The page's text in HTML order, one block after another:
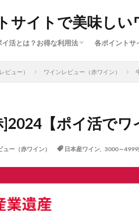
サイトで美味し
活とは？お得な利用法
始め方（基礎知識、経済
日のイチオシ案件・サー
ンペーン（新規登録、広
便利な旅行方法
談・獲得ポイント数
各ポイントサ
ハピタス（
ポイントイ
ポイントタ
ちょびリッ
ECナビ（
モッピー（
ビュー） ワインレビュー（赤ワイン）
【ポイ活でワ
ュー（赤ワイン） 日本産ワイン, 3000～4999